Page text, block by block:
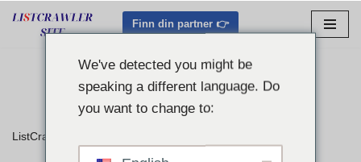
Finn din partner 👉
ListCrawler
We've detected you might be
speaking a different language. Do
you want to change to: